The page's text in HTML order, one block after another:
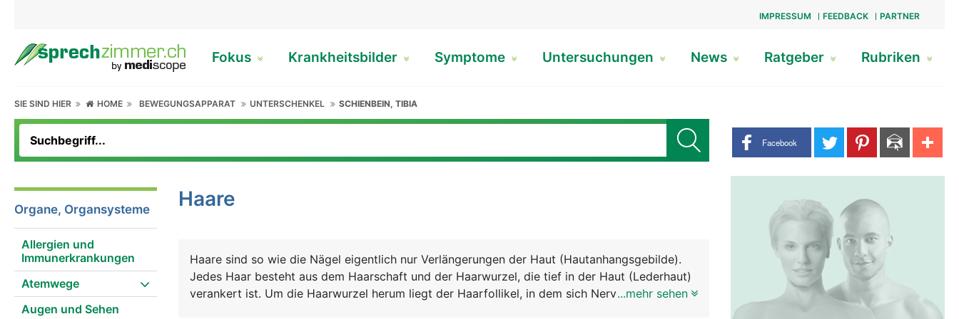
IMPRESSUM FEEDBACK PARTNER
Fokus Krankheitsbilder Symptome Untersuchungen News Ratgeber Rubriken
SIE SIND HIER HOME BEWEGUNGSAPPARAT UNTERSCHENKEL SCHIENBEIN, TIBIA
Share buttons
Facebook
Organe, Organsysteme
Allergien und
Immunerkrankungen
Atemwege
Augen und Sehen
Haare
Haare sind so wie die Nägel eigentlich nur Verlängerungen der Haut (Hautanhangsgebilde).
Jedes Haar besteht aus dem Haarschaft und der Haarwurzel, die tief in der Haut (Lederhaut)
verankert ist. Um die Haarwurzel herum liegt der Haarfollikel, in dem sich Nervenenden
...mehr sehen